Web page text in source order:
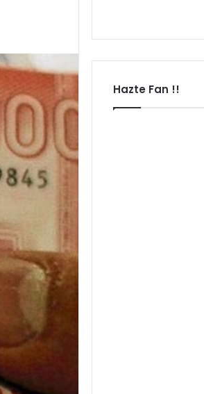
Hazte Fan !!